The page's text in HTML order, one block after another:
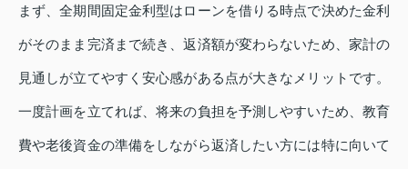
まず、全期間固定金利型はローンを借りる時点で決めた金利
がそのまま完済まで続き、返済額が変わらないため、家計の
見通しが立てやすく安心感がある点が大きなメリットです。
一度計画を立てれば、将来の負担を予測しやすいため、教育
費や老後資金の準備をしながら返済したい方には特に向いて